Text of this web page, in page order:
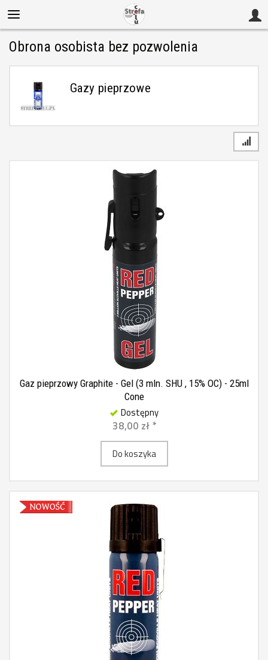
Obrona osobista bez pozwolenia
Gazy pieprzowe
Gaz pieprzowy Graphite - Gel (3 mln. SHU , 15% OC) - 25ml
Cone
Dostępny
38,00 zł *
Do koszyka